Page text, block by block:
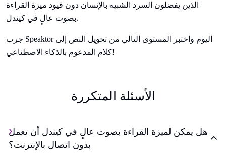
الذين يفضلون السرد الشبيه بالإنسان دون قيود ميزة القراءة
بصوت عالٍ في كيندل.
جرب Speaktor اليوم واختبر المستوى التالي من تحويل النص إلى
كلام المدعوم بالذكاء الاصطناعي!
الأسئلة المتكررة
هل يمكن لميزة القراءة بصوت عالٍ في كيندل أن تعمل
بدون اتصال بالإنترنت؟